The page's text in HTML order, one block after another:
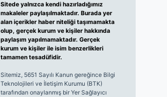
Sitede yalnızca kendi hazırladığımız
makaleler paylaşılmaktadır. Burada yer
alan içerikler haber niteliği taşımamakta
olup, gerçek kurum ve kişiler hakkında
paylaşım yapılmamaktadır. Gerçek
kurum ve kişiler ile isim benzerlikleri
tamamen tesadüfidir.
Sitemiz, 5651 Sayılı Kanun gereğince Bilgi
Teknolojileri ve İletişim Kurumu (BTK)
tarafından onaylanmış bir Yer Sağlayıcı